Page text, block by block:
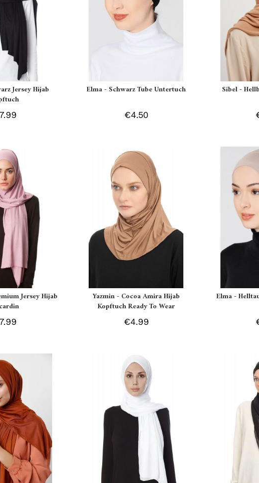
Jersey Hijab
Elma - Schwarz Tube Untertuch
€4.50
Sibel -
Jersey Hijab
Yazmin - Cocoa Amira Hijab
Kopftuch Ready To Wear
€4.99
Elma -